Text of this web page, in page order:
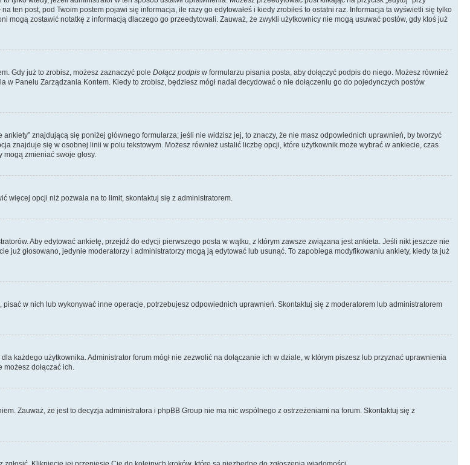
ten post, pod Twoim postem pojawi się informacja, ile razy go edytowałeś i kiedy zrobiłeś to ostatni raz. Informacja ta wyświetli się tylko
mogą zostawić notatkę z informacją dlaczego go przeedytowali. Zauważ, że zwykli użytkownicy nie mogą usuwać postów, gdy ktoś już
Gdy już to zrobisz, możesz zaznaczyć pole Dołącz podpis w formularzu pisania posta, aby dołączyć podpis do niego. Możesz również
Panelu Zarządzania Kontem. Kiedy to zrobisz, będziesz mógł nadal decydować o nie dołączeniu go do pojedynczych postów
znajdującą się poniżej głównego formularza; jeśli nie widzisz jej, to znaczy, że nie masz odpowiednich uprawnień, by tworzyć
znajduje się w osobnej linii w polu tekstowym. Możesz również ustalić liczbę opcji, które użytkownik może wybrać w ankiecie, czas
zmieniać swoje głosy.
więcej opcji niż pozwala na to limit, skontaktuj się z administratorem.
Aby edytować ankietę, przejdź do edycji pierwszego posta w wątku, z którym zawsze związana jest ankieta. Jeśli nikt jeszcze nie
już głosowano, jedynie moderatorzy i administratorzy mogą ją edytować lub usunąć. To zapobiega modyfikowaniu ankiety, kiedy ta już
w nich lub wykonywać inne operacje, potrzebujesz odpowiednich uprawnień. Skontaktuj się z moderatorem lub administratorem
każdego użytkownika. Administrator forum mógł nie zezwolić na dołączanie ich w dziale, w którym piszesz lub przyznać uprawnienia
dołączać ich.
Zauważ, że jest to decyzja administratora i phpBB Group nie ma nic wspólnego z ostrzeżeniami na forum. Skontaktuj się z